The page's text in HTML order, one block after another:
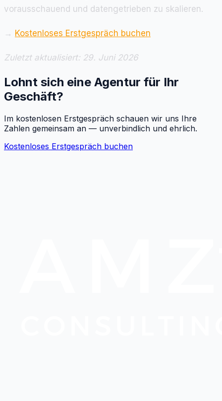
vorausschauend und datengetrieben zu skalieren.
→ Kostenloses Erstgespräch buchen
Zuletzt aktualisiert: 29. Juni 2026
Lohnt sich eine Agentur für Ihr
Geschäft?
Im kostenlosen Erstgespräch schauen wir uns Ihre
Zahlen gemeinsam an — unverbindlich und ehrlich.
Kostenloses Erstgespräch buchen